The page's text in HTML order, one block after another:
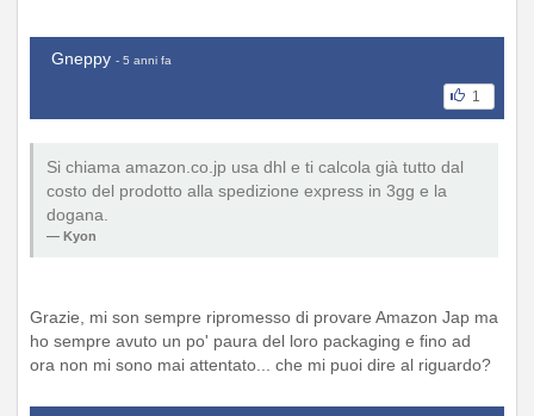
Gneppy - 5 anni fa
1
Si chiama amazon.co.jp usa dhl e ti calcola già tutto dal
costo del prodotto alla spedizione express in 3gg e la
dogana.
Kyon
Grazie, mi son sempre ripromesso di provare Amazon Jap ma
ho sempre avuto un po' paura del loro packaging e fino ad
ora non mi sono mai attentato... che mi puoi dire al riguardo?